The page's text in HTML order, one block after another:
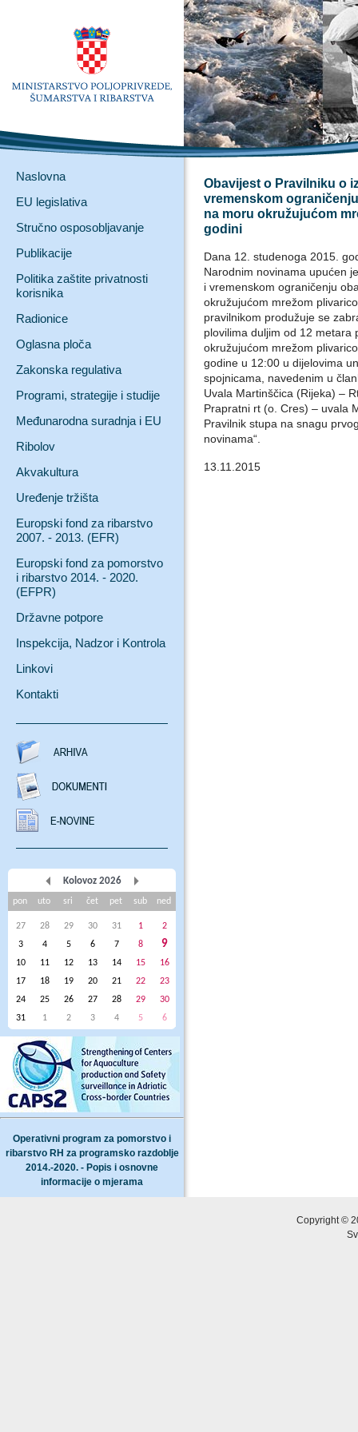
Naslovna
EU legislativa
Stručno osposobljavanje
Publikacije
Politika zaštite privatnosti
korisnika
Radionice
Oglasna ploča
Zakonska regulativa
Programi, strategije i studije
Međunarodna suradnja i EU
Ribolov
Akvakultura
Uređenje tržišta
Europski fond za ribarstvo
2007. - 2013. (EFR)
Europski fond za pomorstvo
i ribarstvo 2014. - 2020.
(EFPR)
Državne potpore
Inspekcija, Nadzor i Kontrola
Linkovi
Kontakti
Kolovoz 2026
pon uto sri čet pet sub ned
27 28 29 30 31 1
2
3
4 5 6 7 8 9
10 11 12 13 14 15
16
17
18 19 20 21 22
23
24
25 26 27 28 29
30
31
1 2 3 4 5 6
Operativni program za pomorstvo i
ribarstvo RH za programsko razdoblje
2014.-2020. - Popis i osnovne
informacije o mjerama
Obavijest o Pravilniku o
vremenskom
na moru okružujućom
godini
Dana 12. studenoga 2015.
Narodnim novinama upućen
i vremenskom ograničenju
okružujućom mrežom
pravilnikom produžuje se
plovilima duljim od 12 metara
okružujućom mrežom
godine u 12:00 u dijelovima
spojnicama, navedenim u
Uvala Martinščica (Rijeka) –
Prapratni rt (o. Cres) – uvala
Pravilnik stupa na snagu
novinama“.
13.11.2015
Copyright ©